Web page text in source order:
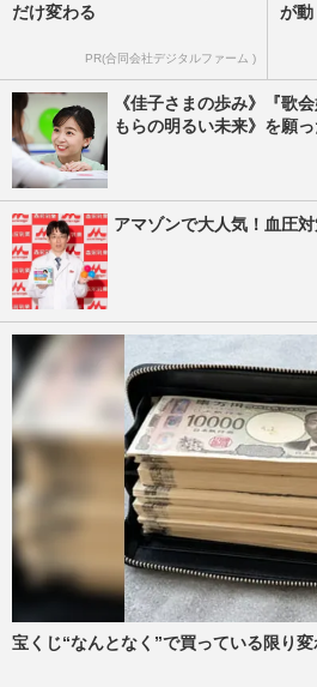
だけ変わる
PR(合同会社デジタルファーム )
が動
《佳子さまの歩み》『歌
もらの明るい未来》を願
アマゾンで大人気！血圧
宝くじ“なんとなく”で買っている限り